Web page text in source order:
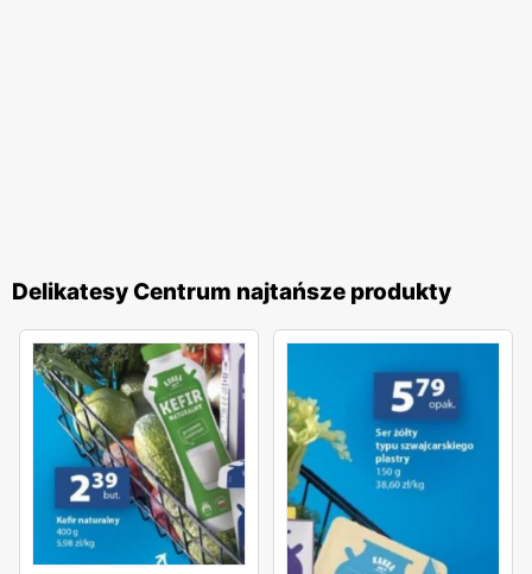
Delikatesy Centrum najtańsze produkty